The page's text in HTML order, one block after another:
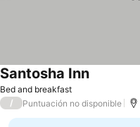
Bed and breakfast
Santosha InnVer
/ Puntuación no disponible